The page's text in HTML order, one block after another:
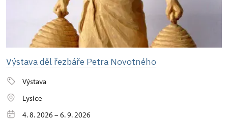
Výstava děl řezbáře Petra Novotného
Výstava
Lysice
4. 8. 2026 – 6. 9. 2026